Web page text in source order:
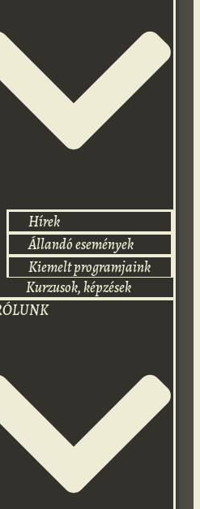
Hírek
Állandó események
Kiemelt programjaink
Kurzusok, képzések